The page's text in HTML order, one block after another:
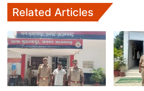
Related Articles